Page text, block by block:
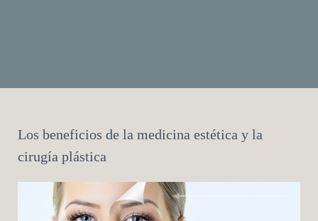
Los beneficios de la medicina estética y la
cirugía plástica